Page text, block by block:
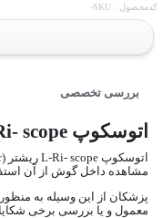
کدمحصول : SKU-
بررسی تخصصی
اتوسکوپ L-Ri- scope ریشتر (Riester)
مشاهده داخل گوش از آن
پزشکان از این وسیله به
معمول و یا بررسی برخی